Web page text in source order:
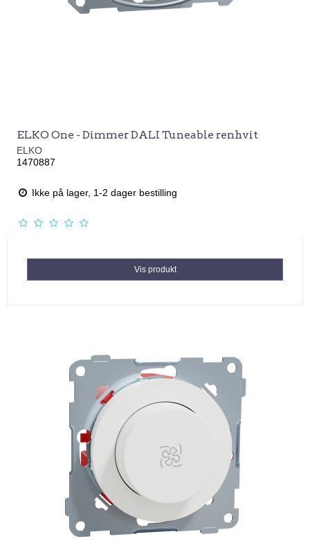
ELKO One - Dimmer DALI Tuneable renhvit
ELKO
1470887
Ikke på lager, 1-2 dager bestilling
Vis produkt